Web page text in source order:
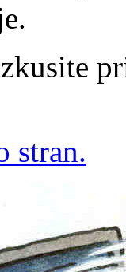
stran.